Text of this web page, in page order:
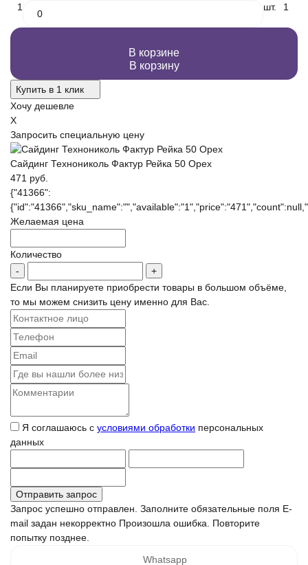
1 шт. 1
В корзине
В корзину
Купить в 1 клик
Хочу дешевле
X
Запросить специальную цену
Сайдинг Технониколь Фактур Рейка 50 Орех
471 руб.
{"41366":
Желаемая цена
Количество
Если Вы планируете приобрести товары в большом объёме,
то мы можем снизить цену именно для Вас.
Я соглашаюсь с условиями обработки персональных
данных
Запрос успешно отправлен. Заполните обязательные поля E-
mail задан некорректно Произошла ошибка. Повторите
попытку позднее.
Whatsapp